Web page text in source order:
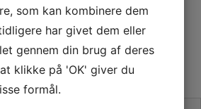
og problemfri syproces. Uanset om
hjemmetekstiler, vil Bernina
nødvendige værktøjer til at realisere
smukke, holdbare kreationer med
som kan kombinere dem
har givet dem eller
gennem din brug af deres
klikke på 'OK' giver du
formål.